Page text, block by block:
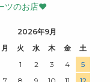
ツのお店♥
2026年9月
月 火 水 木 金
土
1
2 3 4
5